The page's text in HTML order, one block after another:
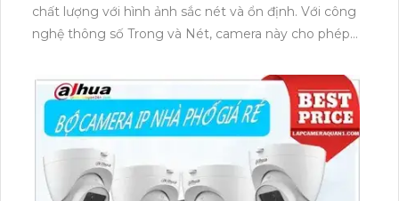
chất lượng với hình ảnh sắc nét và ổn định. Với công
nghệ thông số Trong và Nét, camera này cho phép
2